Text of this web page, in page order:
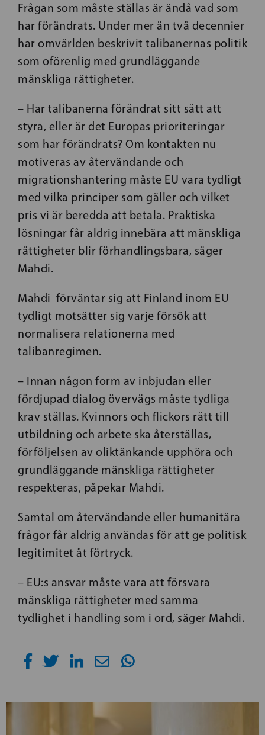
Frågan som måste ställas är ändå vad som
har förändrats. Under mer än två decennier
har omvärlden beskrivit talibanernas politik
som oförenlig med grundläggande
mänskliga rättigheter.
– Har talibanerna förändrat sitt sätt att
styra, eller är det Europas prioriteringar
som har förändrats? Om kontakten nu
motiveras av återvändande och
migrationshantering måste EU vara tydligt
med vilka principer som gäller och vilket
pris vi är beredda att betala. Praktiska
lösningar får aldrig innebära att mänskliga
rättigheter blir förhandlingsbara, säger
Mahdi.
Mahdi förväntar sig att Finland inom EU
tydligt motsätter sig varje försök att
normalisera relationerna med
talibanregimen.
– Innan någon form av inbjudan eller
fördjupad dialog övervägs måste tydliga
krav ställas. Kvinnors och flickors rätt till
utbildning och arbete ska återställas,
förföljelsen av oliktänkande upphöra och
grundläggande mänskliga rättigheter
respekteras, påpekar Mahdi.
Samtal om återvändande eller humanitära
frågor får aldrig användas för att ge politisk
legitimitet åt förtryck.
– EU:s ansvar måste vara att försvara
mänskliga rättigheter med samma
tydlighet i handling som i ord, säger Mahdi.